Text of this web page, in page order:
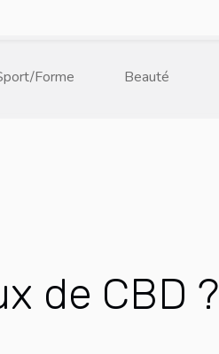
Forme Beauté
de CBD ?